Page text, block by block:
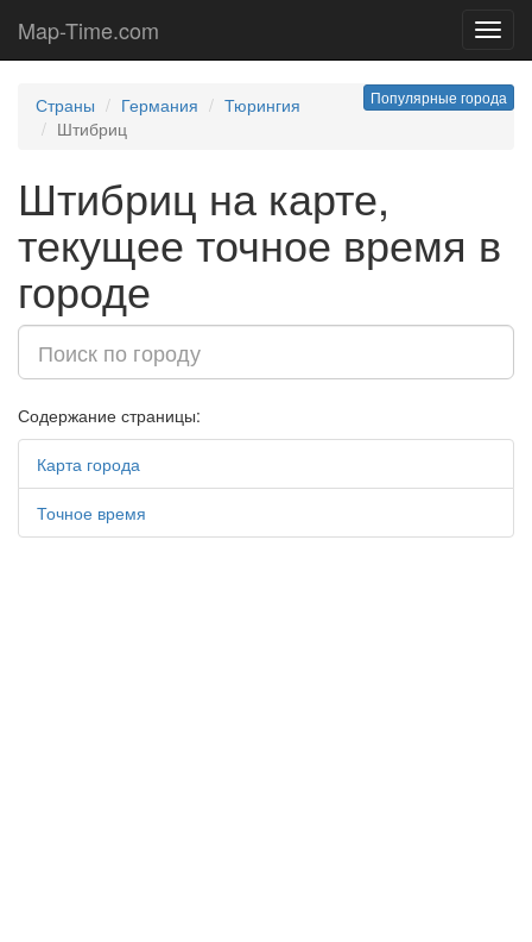
Map-Time.com
Популярные города
Страны Германия
Тюрингия
Штибриц
Штибриц на карте,
текущее точное время в
городе
Содержание страницы:
Карта города
Точное время